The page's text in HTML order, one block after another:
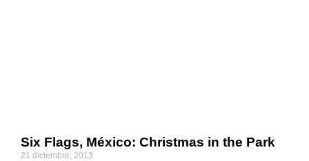
Six Flags, México: Christmas in the Park
21 diciembre, 2013